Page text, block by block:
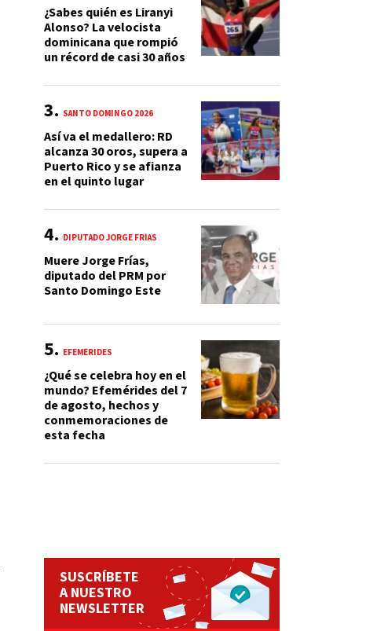
¿Sabes quién es Liranyi
Alonso? La velocista
dominicana que rompió
un récord de casi 30 años
SANTO DOMINGO 2026
Así va el medallero: RD
alcanza 30 oros, supera a
Puerto Rico y se afianza
en el quinto lugar
DIPUTADO JORGE FRÍAS
Muere Jorge Frías,
diputado del PRM por
Santo Domingo Este
EFEMÉRIDES
¿Qué se celebra hoy en el
mundo? Efemérides del 7
de agosto, hechos y
conmemoraciones de
esta fecha
SUSCRÍBETE
A NUESTRO
NEWSLETTER